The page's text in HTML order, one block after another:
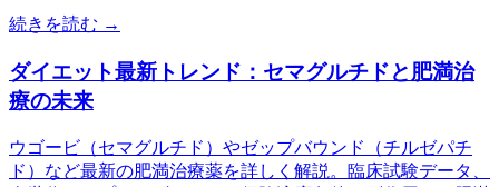
続きを読む →
ダイエット最新トレンド：セマグルチドと肥満治
療の未来
ウゴービ（セマグルチド）やゼップバウンド（チルゼパチ
ド）など最新の肥満治療薬を詳しく解説。臨床試験データ、